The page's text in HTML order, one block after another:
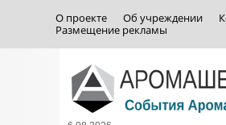
О проекте Об учреждении
Размещение рекламы